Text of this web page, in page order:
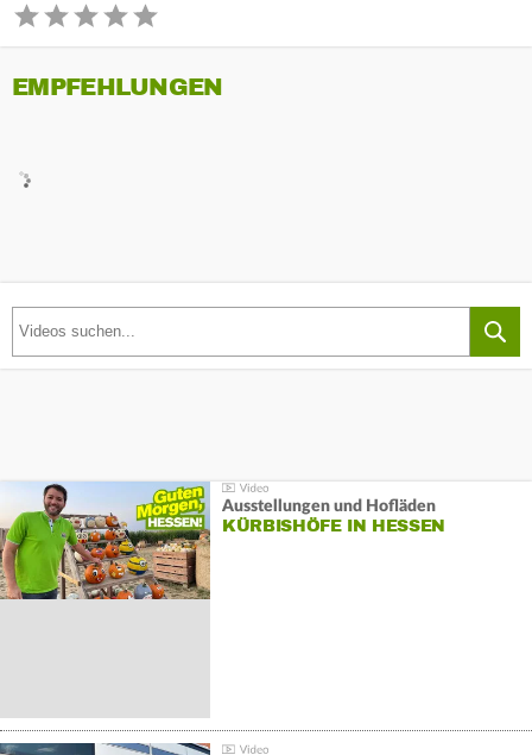
EMPFEHLUNGEN
Ausstellungen und Hofläden
KÜRBISHÖFE IN HESSEN